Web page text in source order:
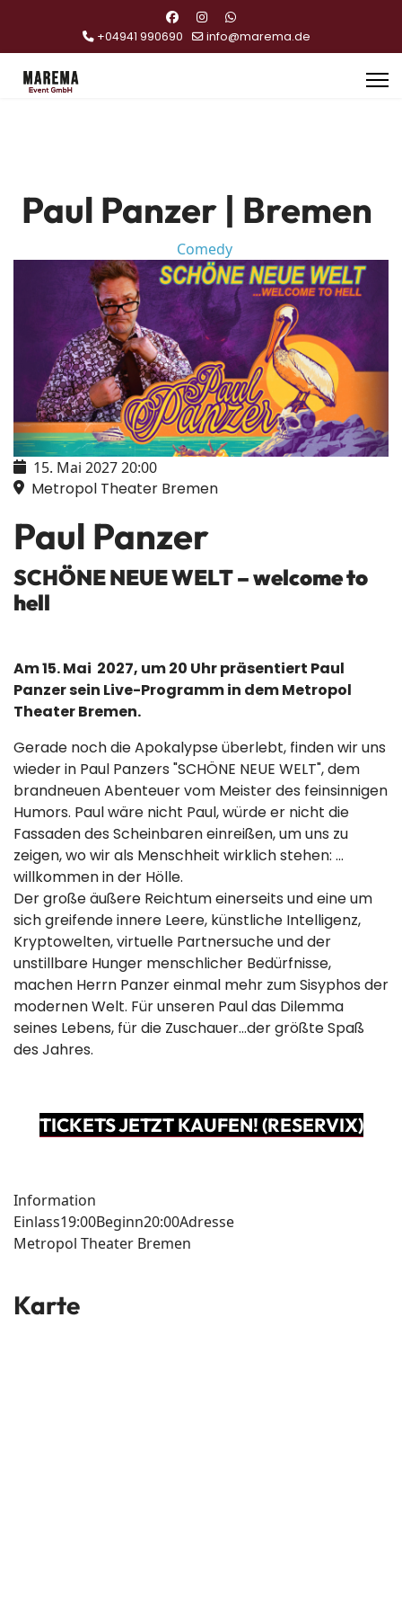
+04941 990690 info@marema.de
Paul Panzer | Bremen
Comedy
15. Mai 202720:00
Metropol Theater Bremen
Paul Panzer
SCHÖNE NEUE WELT – welcome to
hell
Am 15. Mai 2027, um 20 Uhr präsentiert Paul
Panzer sein Live-Programm in dem Metropol
Theater Bremen.
Gerade noch die Apokalypse überlebt, finden wir uns
wieder in Paul Panzers "SCHÖNE NEUE WELT", dem
brandneuen Abenteuer vom Meister des feinsinnigen
Humors. Paul wäre nicht Paul, würde er nicht die
Fassaden des Scheinbaren einreißen, um uns zu
zeigen, wo wir als Menschheit wirklich stehen: ...
willkommen in der Hölle.
Der große äußere Reichtum einerseits und eine um
sich greifende innere Leere, künstliche Intelligenz,
Kryptowelten, virtuelle Partnersuche und der
unstillbare Hunger menschlicher Bedürfnisse,
machen Herrn Panzer einmal mehr zum Sisyphos der
modernen Welt. Für unseren Paul das Dilemma
seines Lebens, für die Zuschauer…der größte Spaß
des Jahres.
TICKETS JETZT KAUFEN! (RESERVIX)
Information
Einlass19:00Beginn20:00Adresse
Metropol Theater Bremen
Karte